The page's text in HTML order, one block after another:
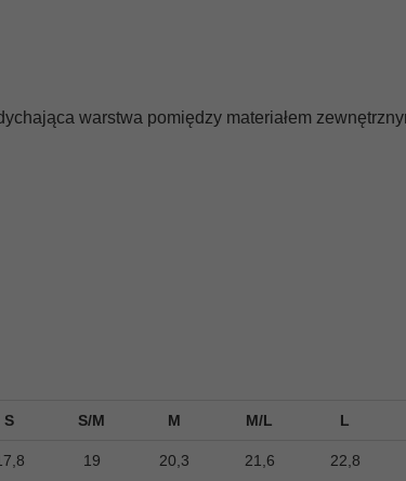
warstwa pomiędzy materiałem
S S/M M M/L L
19 20,3 21,6 22,8